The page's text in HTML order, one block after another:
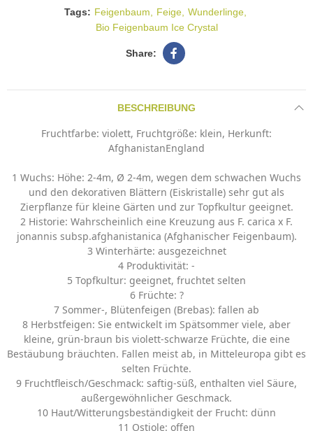
Tags: Feigenbaum Feige Wunderlinge
Bio Feigenbaum Ice Crystal
BESCHREIBUNG
Fruchtfarbe: violett, Fruchtgröße: klein, Herkunft:
AfghanistanEngland
1 Wuchs: Höhe: 2-4m, Ø 2-4m, wegen dem schwachen Wuchs
und den dekorativen Blättern (Eiskristalle) sehr gut als
Zierpflanze für kleine Gärten und zur Topfkultur geeignet.
2 Historie: Wahrscheinlich eine Kreuzung aus F. carica x F.
jonannis subsp.afghanistanica (Afghanischer Feigenbaum).
3 Winterhärte: ausgezeichnet
4 Produktivität: -
5 Topfkultur: geeignet, fruchtet selten
6 Früchte: ?
7 Sommer-, Blütenfeigen (Brebas): fallen ab
8 Herbstfeigen: Sie entwickelt im Spätsommer viele, aber
kleine, grün-braun bis violett-schwarze Früchte, die eine
Bestäubung bräuchten. Fallen meist ab, in Mitteleuropa gibt es
selten Früchte.
9 Fruchtfleisch/Geschmack: saftig-süß, enthalten viel Säure,
außergewöhnlicher Geschmack.
10 Haut/Witterungsbeständigkeit der Frucht: dünn
11 Ostiole: offen